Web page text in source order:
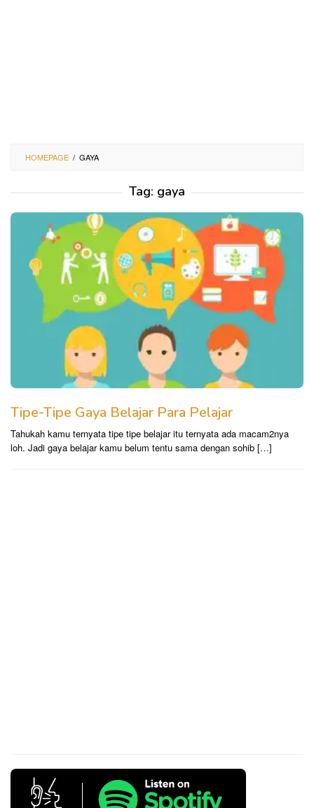
HOMEPAGE / GAYA
Tag: gaya
Tipe-Tipe Gaya Belajar Para Pelajar
Tahukah kamu ternyata tipe tipe belajar itu ternyata ada macam2nya
loh. Jadi gaya belajar kamu belum tentu sama dengan sohib […]